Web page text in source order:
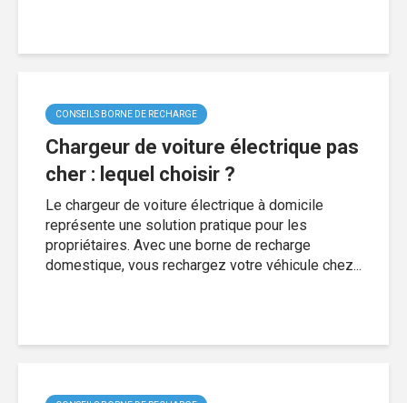
CONSEILS BORNE DE RECHARGE
Chargeur de voiture électrique pas
cher : lequel choisir ?
Le chargeur de voiture électrique à domicile
représente une solution pratique pour les
propriétaires. Avec une borne de recharge
domestique, vous rechargez votre véhicule chez...